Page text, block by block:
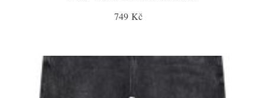
749 Kč